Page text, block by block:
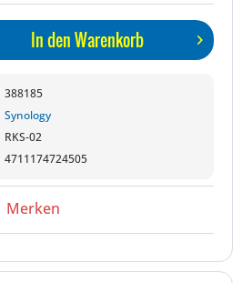
In denWarenkorb
388185
Synology
RKS-02
4711174724505
Merken